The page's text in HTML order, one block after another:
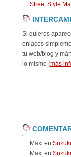
Street Style
Si quieres
enlaces
tu web/blog y
lo mismo (más
Maxi en
Maxi en